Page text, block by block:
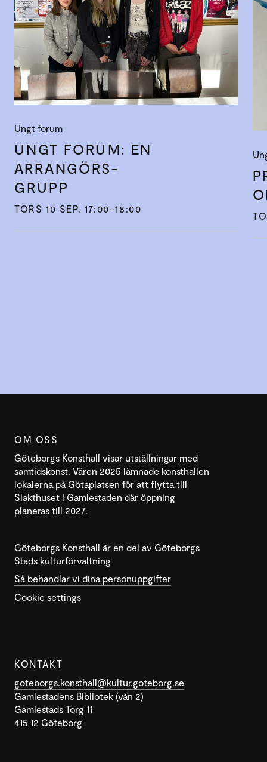
Ungt forum
UNGT FORUM: EN
ARRANGÖRS­
GRUPP
TORS 10 SEP. 17:00–18:00
OM OSS
Göteborgs Konsthall visar utställningar med
samtidskonst. Våren 2025 lämnade konsthallen
lokalerna på Götaplatsen för att flytta till
Slakthuset i Gamlestaden där öppning
planeras till 2027.
Göteborgs Konsthall är en del av Göteborgs
Stads kulturförvaltning
Så behandlar vi dina personuppgifter
Cookie settings
KONTAKT
goteborgs.konsthall@kultur.goteborg.se
Gamlestadens Bibliotek (vån 2)
Gamlestads Torg 11
415 12 Göteborg